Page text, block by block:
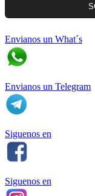
Envianos un What´s
Envianos un Telegram
Siguenos en
Siguenos en